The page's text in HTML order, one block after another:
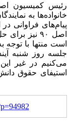
رئیس کمیسیون
خانواده‌ها به
پیام‌های فراوانی
اصل ۹۰ نیز
است منتها با توجه
جلسه روز شنبه
می‌کنیم در غیر
استیفای حقوق